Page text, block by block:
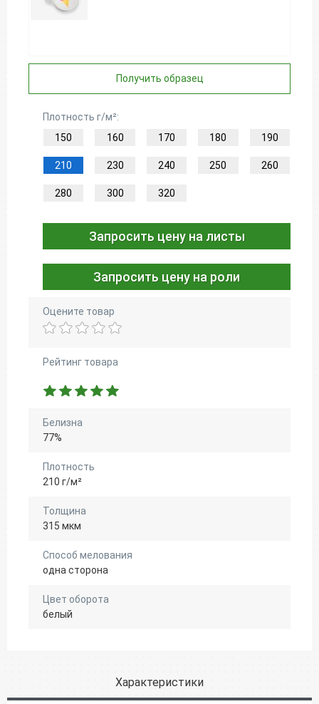
Получить образец
Плотность г/м²:
150
160 170 180 190
210 230 240 250 260
280 300 320
Запросить цену на листы
Запросить цену на роли
Оцените товар
Рейтинг товара
Белизна
77%
Плотность
210 г/м²
Толщина
315 мкм
Способ мелования
одна сторона
Цвет оборота
белый
Характеристики